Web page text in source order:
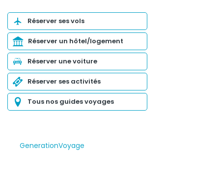
Réserver ses vols
Réserver un hôtel/logement
Réserver une voiture
Réserver ses activités
Tous nos guides voyages
GenerationVoyage